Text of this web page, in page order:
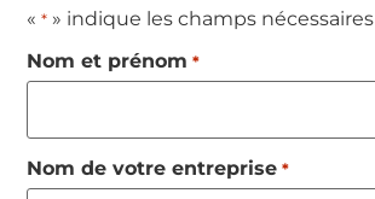
«* » indique les champs nécessaires
Nom et prénom *
Nom de votre entreprise *